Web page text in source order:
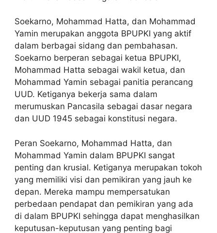
Soekarno, Mohammad Hatta, dan Mohammad
Yamin merupakan anggota BPUPKI yang aktif
dalam berbagai sidang dan pembahasan.
Soekarno berperan sebagai ketua BPUPKI,
Mohammad Hatta sebagai wakil ketua, dan
Mohammad Yamin sebagai panitia perancang
UUD. Ketiganya bekerja sama dalam
merumuskan Pancasila sebagai dasar negara
dan UUD 1945 sebagai konstitusi negara.
Peran Soekarno, Mohammad Hatta, dan
Mohammad Yamin dalam BPUPKI sangat
penting dan krusial. Ketiganya merupakan tokoh
yang memiliki visi dan pemikiran yang jauh ke
depan. Mereka mampu mempersatukan
perbedaan pendapat dan pemikiran yang ada
di dalam BPUPKI sehingga dapat menghasilkan
keputusan-keputusan yang penting bagi